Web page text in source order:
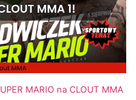
MARIO na CLOUT MMA